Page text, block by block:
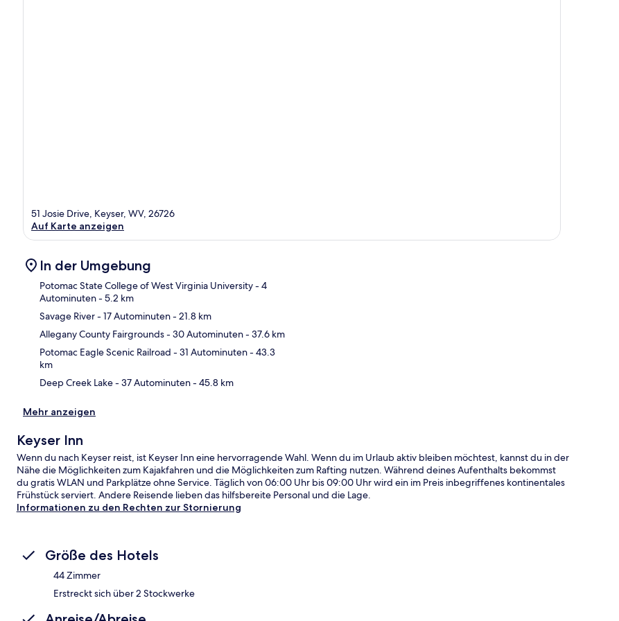
51 Josie Drive, Keyser, WV, 26726
Auf Karte anzeigen
In der Umgebung
Potomac State College of West Virginia University- 4
Autominuten- 5.2 km
Savage River- 17 Autominuten- 21.8 km
Allegany County Fairgrounds- 30 Autominuten- 37.6 km
Potomac Eagle Scenic Railroad - 31 Autominuten- 43.3
km
Deep Creek Lake- 37 Autominuten- 45.8 km
Mehr anzeigen
Keyser Inn
Wenn du nach Keyser reist, ist Keyser Inn eine hervorragende Wahl. Wenn du im Urlaub aktiv bleiben möchtest, kannst du in der
Nähe die Möglichkeiten zum Kajakfahren und die Möglichkeiten zum Rafting nutzen. Während deines Aufenthalts bekommst
du gratis WLAN und Parkplätze ohne Service. Täglich von 06:00 Uhr bis 09:00 Uhr wird ein im Preis inbegriffenes kontinentales
Frühstück serviert. Andere Reisende lieben das hilfsbereite Personal und die Lage.
Informationen zu den Rechten zur Stornierung
Größe des Hotels
44 Zimmer
Erstreckt sich über 2 Stockwerke